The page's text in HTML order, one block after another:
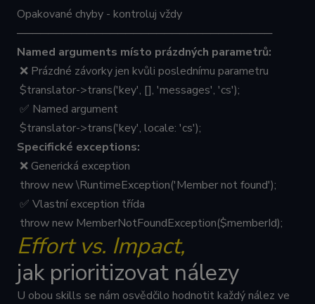
Opakované chyby - kontroluj vždy
─────────────────────────────────
Named arguments místo prázdných parametrů:
❌ Prázdné závorky jen kvůli poslednímu parametru
$translator->trans('key', [], 'messages', 'cs');
✅ Named argument
$translator->trans('key', locale: 'cs');
Specifické exceptions:
❌ Generická exception
throw new \RuntimeException('Member not found');
✅ Vlastní exception třída
throw new MemberNotFoundException($memberId);
Effort vs. Impact,
jak prioritizovat nálezy
U obou skills se nám osvědčilo hodnotit každý nález ve